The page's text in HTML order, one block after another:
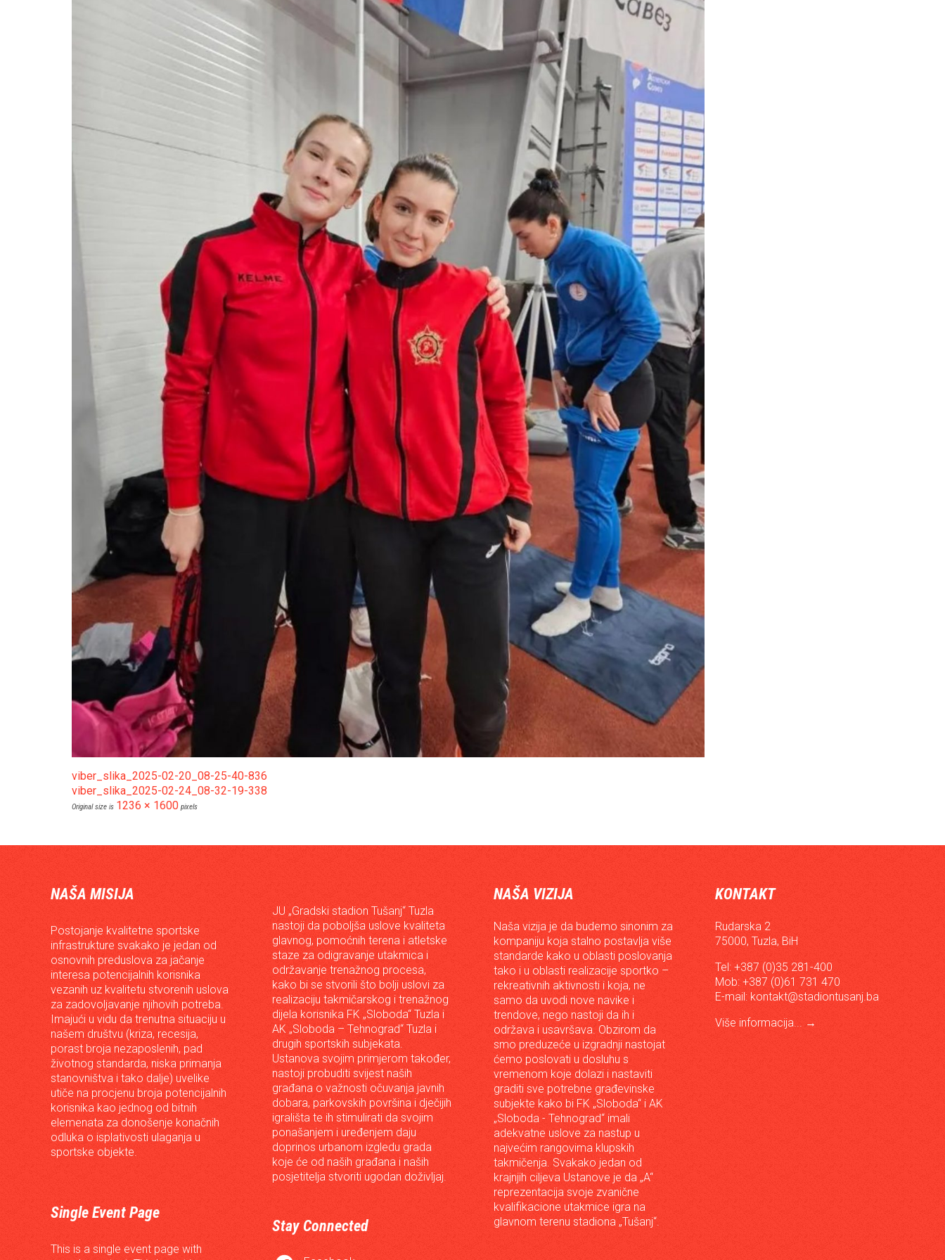
viber_slika_2025-02-20_08-25-40-836
viber_slika_2025-02-24_08-32-19-338
Original size is 1236 × 1600 pixels
NAŠA MISIJA
Postojanje kvalitetne sportske
infrastrukture svakako je jedan od
osnovnih preduslova za jačanje
interesa potencijalnih korisnika
vezanih uz kvalitetu stvorenih uslova
za zadovoljavanje njihovih potreba.
Imajući u vidu da trenutna situaciju u
našem društvu (kriza, recesija,
porast broja nezaposlenih, pad
životnog standarda, niska primanja
stanovništva i tako dalje) uvelike
utiče na procjenu broja potencijalnih
korisnika kao jednog od bitnih
elemenata za donošenje konačnih
odluka o isplativosti ulaganja u
sportske objekte.
Single Event Page
This is a single event page with
JU „Gradski stadion Tušanj“ Tuzla
nastoji da poboljša uslove kvaliteta
glavnog, pomoćnih terena i atletske
staze za odigravanje utakmica i
održavanje trenažnog procesa,
kako bi se stvorili što bolji uslovi za
realizaciju takmičarskog i trenažnog
dijela korisnika FK „Sloboda“ Tuzla i
AK „Sloboda – Tehnograd“ Tuzla i
drugih sportskih subjekata.
Ustanova svojim primjerom također,
nastoji probuditi svijest naših
građana o važnosti očuvanja javnih
dobara, parkovskih površina i dječijih
igrališta te ih stimulirati da svojim
ponašanjem i uređenjem daju
doprinos urbanom izgledu grada
koje će od naših građana i naših
posjetitelja stvoriti ugodan doživljaj.
Stay Connected
NAŠA VIZIJA
Naša vizija je da budemo sinonim za
kompaniju koja stalno postavlja više
standarde kako u oblasti poslovanja
tako i u oblasti realizacije sportko –
rekreativnih aktivnosti i koja, ne
samo da uvodi nove navike i
trendove, nego nastoji da ih i
održava i usavršava. Obzirom da
smo preduzeće u izgradnji nastojat
ćemo poslovati u dosluhu s
vremenom koje dolazi i nastaviti
graditi sve potrebne građevinske
subjekte kako bi FK „Sloboda“ i AK
„Sloboda - Tehnograd“ imali
adekvatne uslove za nastup u
najvećim rangovima klupskih
takmičenja. Svakako jedan od
krajnjih ciljeva Ustanove je da „A“
reprezentacija svoje zvanične
kvalifikacione utakmice igra na
glavnom terenu stadiona „Tušanj“.
KONTAKT
Rudarska 2
75000, Tuzla, BiH
Tel: +387 (0)35 281-400
Mob: +387 (0)61 731 470
E-mail: kontakt@stadiontusanj.ba
Više informacija... →